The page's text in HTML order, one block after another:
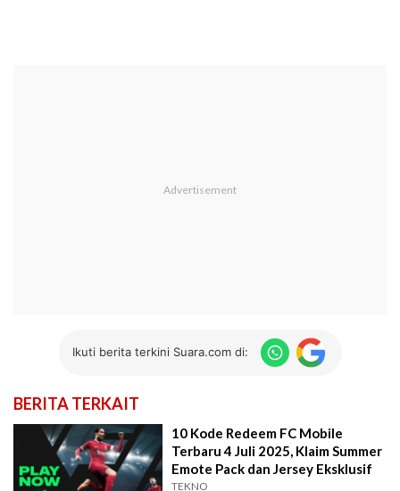
Ikuti berita terkini Suara.com di:
BERITA TERKAIT
10 Kode Redeem FC Mobile
Terbaru 4 Juli 2025, Klaim Summer
Emote Pack dan Jersey Eksklusif
TEKNO